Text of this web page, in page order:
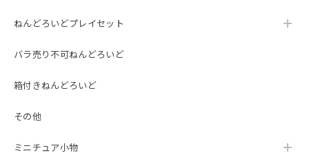
ねんどろいどプレイセット
バラ売り不可ねんどろいど
箱付きねんどろいど
その他
ミニチュア小物